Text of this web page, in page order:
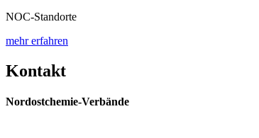
NOC-Standorte
mehr erfahren
Kontakt
Nordostchemie-Verbände